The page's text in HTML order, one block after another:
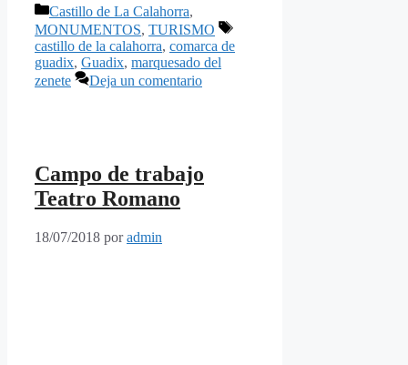
Categorías
Castillo de La Calahorra,
MONUMENTOS, TURISMO
Etiquetas
castillo de la calahorra, comarca de
guadix, Guadix, marquesado del
zenete
Deja un comentario
Campo de trabajo
Teatro Romano
18/07/2018 poradmin